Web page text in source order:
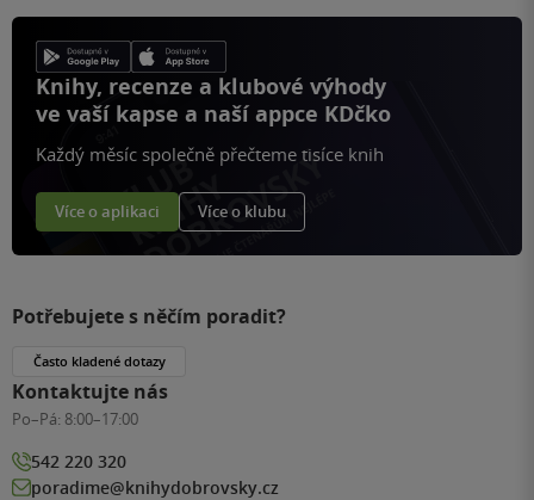
Knihy, recenze a klubové výhody
ve vaší kapse a naší appce KDčko
Každý měsíc společně přečteme tisíce knih
Více o aplikaci Více o klubu
Potřebujete s něčím poradit?
Často kladené dotazy
Kontaktujte nás
Po–Pá: 8:00–17:00
542 220 320
poradime@knihydobrovsky.cz